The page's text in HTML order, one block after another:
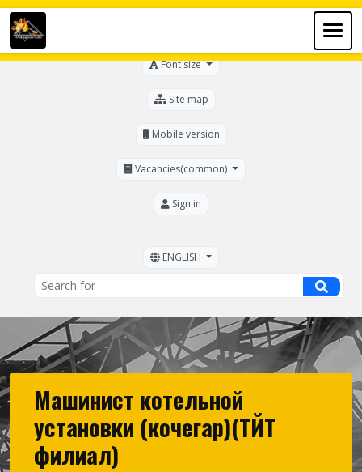
Font size
Site map
Mobile version
Vacancies(common)
Sign in
ENGLISH
Машинист котельной
установки (кочегар)(ТЙТ
филиал)